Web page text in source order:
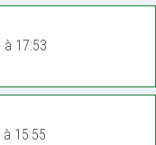
17:53
15:55